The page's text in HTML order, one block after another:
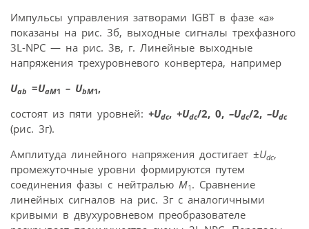
Импульсы управления затворами IGBT в фазе «а»
показаны на рис. 3б, выходные сигналы трехфазного
3L-NPC — на рис. 3в, г. Линейные выходные
напряжения трехуровневого конвертера, например
Uab =UaM1 – UbM1,
состоят из пяти уровней: +Udc, +Udc/2, 0, –Udc/2, –Udc
(рис. 3г).
Амплитуда линейного напряжения достигает ±Udc,
промежуточные уровни формируются путем
соединения фазы с нейтралью M1 . Сравнение
линейных сигналов на рис. 3г с аналогичными
кривыми в двухуровневом преобразователе